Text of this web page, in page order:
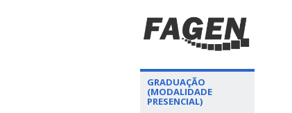
GRADUAÇÃO
(MODALIDADE
PRESENCIAL)